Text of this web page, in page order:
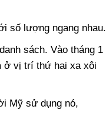
số lượng ngang nhau.
sách. Vào tháng 1
ở vị trí thứ hai xa xôi
Mỹ sử dụng nó,